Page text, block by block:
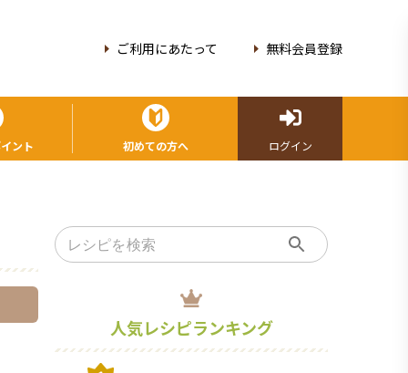
ご利用にあたって 無料会員登録
ント 初めての方へ ログイン
人気レシピランキング